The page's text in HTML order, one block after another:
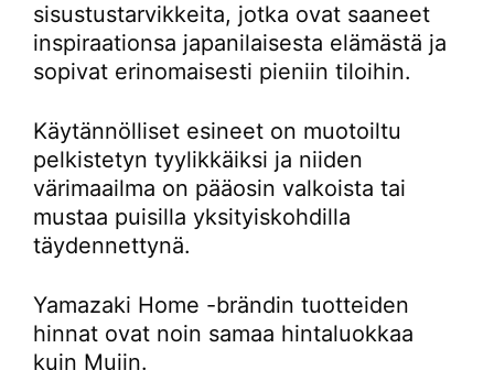
sisustustarvikkeita, jotka ovat saaneet
inspiraationsa japanilaisesta elämästä ja
sopivat erinomaisesti pieniin tiloihin.
Käytännölliset esineet on muotoiltu
pelkistetyn tyylikkäiksi ja niiden
värimaailma on pääosin valkoista tai
mustaa puisilla yksityiskohdilla
täydennettynä.
Yamazaki Home -brändin tuotteiden
hinnat ovat noin samaa hintaluokkaa
kuin Mujin.